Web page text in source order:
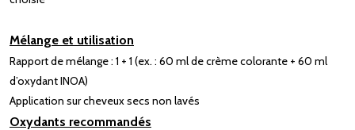
Mélange et utilisation
Rapport de mélange : 1 + 1 (ex. : 60 ml de crème colorante + 60 ml
d’oxydant INOA)
Application sur cheveux secs non lavés
Oxydants recommandés